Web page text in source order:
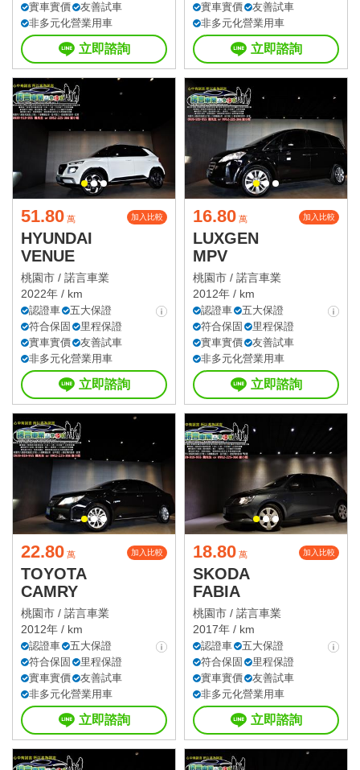
實車實價
友善試車
非多元化營業用車
立即諮詢
實車實價
友善試車
非多元化營業用車
立即諮詢
51.80 萬 加入比較
HYUNDAI
VENUE
桃園市 / 諾言車業
2022年 / km
認證車
五大保證
符合保固
里程保證
實車實價
友善試車
非多元化營業用車
立即諮詢
16.80 萬 加入比較
LUXGEN
MPV
桃園市 / 諾言車業
2012年 / km
認證車
五大保證
符合保固
里程保證
實車實價
友善試車
非多元化營業用車
立即諮詢
22.80 萬 加入比較
TOYOTA
CAMRY
桃園市 / 諾言車業
2012年 / km
認證車
五大保證
符合保固
里程保證
實車實價
友善試車
非多元化營業用車
立即諮詢
18.80 萬 加入比較
SKODA
FABIA
桃園市 / 諾言車業
2017年 / km
認證車
五大保證
符合保固
里程保證
實車實價
友善試車
非多元化營業用車
立即諮詢